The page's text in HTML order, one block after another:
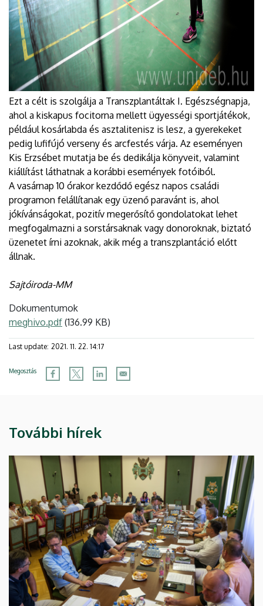
Ezt a célt is szolgálja a Transzplantáltak I. Egészségnapja,
ahol a kiskapus focitorna mellett ügyességi sportjátékok,
például kosárlabda és asztalitenisz is lesz, a gyerekeket
pedig lufifújó verseny és arcfestés várja. Az eseményen
Kis Erzsébet mutatja be és dedikálja könyveit, valamint
kiállítást láthatnak a korábbi események fotóiból.
A vasárnap 10 órakor kezdődő egész napos családi
programon felállítanak egy üzenő paravánt is, ahol
jókívánságokat, pozitív megerősítő gondolatokat lehet
megfogalmazni a sorstársaknak vagy donoroknak, biztató
üzenetet írni azoknak, akik még a transzplantáció előtt
állnak.
Sajtóiroda-MM
Dokumentumok
meghivo.pdf (136.99 KB)
Last update: 2021. 11. 22. 14:17
Megosztás
További hírek